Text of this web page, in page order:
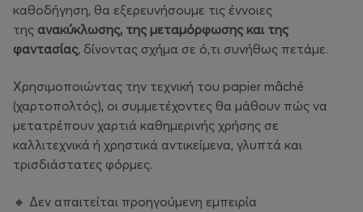
καθοδήγηση, θα εξερευνήσουμε τις έννοιες
της ανακύκλωσης, της μεταμόρφωσης και της
φαντασίας, δίνοντας σχήμα σε ό,τι συνήθως πετάμε.
Χρησιμοποιώντας την τεχνική του papier mâché
(χαρτοπολτός), οι συμμετέχοντες θα μάθουν πώς να
μετατρέπουν χαρτιά καθημερινής χρήσης σε
καλλιτεχνικά ή χρηστικά αντικείμενα, γλυπτά και
τρισδιάστατες φόρμες.
🔸 Δεν απαιτείται προηγούμενη εμπειρία